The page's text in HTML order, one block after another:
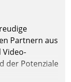
Partnern aus
Video-
der Potenziale